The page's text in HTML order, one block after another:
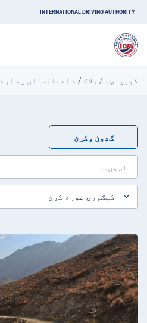
INTERNATIONAL DRIVING AUTHORITY
کورپاڼه / بلاګ/ د افغانستان په اړه ۱۰ پخښونکي حقایق
ګډون وکړئ